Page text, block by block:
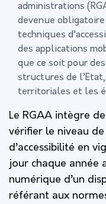
administrations
devenue
techniques
des applications
que ce soit pour
structures de
territoriales et les
Le RGAA intègre
vérifier le niveau
d’accessibilité en
jour chaque année
numérique d’un
référant aux